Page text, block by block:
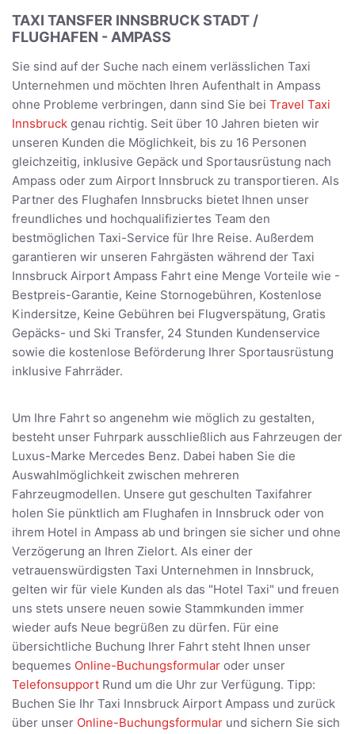
TAXI TANSFER INNSBRUCK STADT /
FLUGHAFEN - AMPASS
Sie sind auf der Suche nach einem verlässlichen Taxi
Unternehmen und möchten Ihren Aufenthalt in Ampass
ohne Probleme verbringen, dann sind Sie bei Travel Taxi
Innsbruck genau richtig. Seit über 10 Jahren bieten wir
unseren Kunden die Möglichkeit, bis zu 16 Personen
gleichzeitig, inklusive Gepäck und Sportausrüstung nach
Ampass oder zum Airport Innsbruck zu transportieren. Als
Partner des Flughafen Innsbrucks bietet Ihnen unser
freundliches und hochqualifiziertes Team den
bestmöglichen Taxi-Service für Ihre Reise. Außerdem
garantieren wir unseren Fahrgästen während der Taxi
Innsbruck Airport Ampass Fahrt eine Menge Vorteile wie -
Bestpreis-Garantie, Keine Stornogebühren, Kostenlose
Kindersitze, Keine Gebühren bei Flugverspätung, Gratis
Gepäcks- und Ski Transfer, 24 Stunden Kundenservice
sowie die kostenlose Beförderung Ihrer Sportausrüstung
inklusive Fahrräder.
Um Ihre Fahrt so angenehm wie möglich zu gestalten,
besteht unser Fuhrpark ausschließlich aus Fahrzeugen der
Luxus-Marke Mercedes Benz. Dabei haben Sie die
Auswahlmöglichkeit zwischen mehreren
Fahrzeugmodellen. Unsere gut geschulten Taxifahrer
holen Sie pünktlich am Flughafen in Innsbruck oder von
ihrem Hotel in Ampass ab und bringen sie sicher und ohne
Verzögerung an Ihren Zielort. Als einer der
vetrauenswürdigsten Taxi Unternehmen in Innsbruck,
gelten wir für viele Kunden als das "Hotel Taxi" und freuen
uns stets unsere neuen sowie Stammkunden immer
wieder aufs Neue begrüßen zu dürfen. Für eine
übersichtliche Buchung Ihrer Fahrt steht Ihnen unser
bequemes Online-Buchungsformular oder unser
Telefonsupport Rund um die Uhr zur Verfügung. Tipp:
Buchen Sie Ihr Taxi Innsbruck Airport Ampass und zurück
über unser Online-Buchungsformular und sichern Sie sich